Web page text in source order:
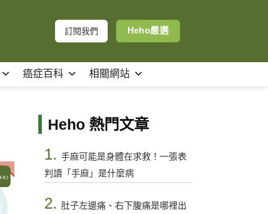
訂閱我們 Heho嚴選
癌症百科 相關網站
Heho 熱門文章
1. 手麻可能是身體在求救！一張表
判讀「手麻」是什麼病
2. 肚子左邊痛、右下腹痛是哪裡出